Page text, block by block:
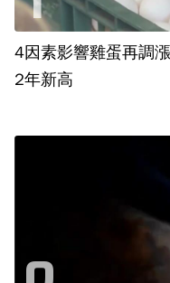
4因素影響雞蛋再調
2年新高